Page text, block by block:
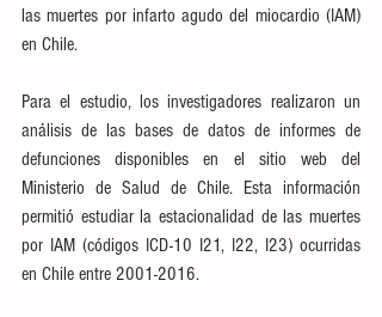
las muertes por infarto agudo del miocardio (IAM)
en Chile.
Para el estudio, los investigadores realizaron un
análisis de las bases de datos de informes de
defunciones disponibles en el sitio web del
Ministerio de Salud de Chile. Esta información
permitió estudiar la estacionalidad de las muertes
por IAM (códigos ICD-10 I21, I22, I23) ocurridas
en Chile entre 2001-2016.